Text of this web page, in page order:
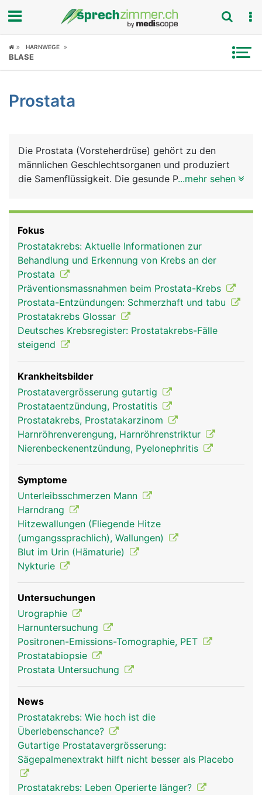
Fokus
Symptome
News
Rubriken
HARNWEGE
BLASE
Prostata
Die Prostata (Vorsteherdrüse) gehört zu den
männlichen Geschlechtsorganen und produziert
die Samenflüssigkeit. Die gesunde Prostata hat die
über den Anus ertastet werden kann. Die von der
Harnblase abgehende Harnröhre verläuft durch die
Mitte der Prostata. Hier tritt beim Samenerguss
(Ejakulation) die in der Prostata gebildete
Samenflüssigkeit in die Harnröhre über. Sie enthält
verschiedene Enzyme, die für eine Befruchtung der
weiblichen Eizelle benötigt werden. Mit
zunehmenden Alter vergrössert sich die Prostata.
...mehr sehen
Fokus
Prostatakrebs: Aktuelle Informationen zur
Behandlung und Erkennung von Krebs an der
Prostata
Präventionsmassnahmen beim Prostata-Krebs
Prostata-Entzündungen: Schmerzhaft und tabu
Prostatakrebs Glossar
Deutsches Krebsregister: Prostatakrebs-Fälle
steigend
Krankheitsbilder
Prostatavergrösserung gutartig
Prostataentzündung, Prostatitis
Prostatakrebs, Prostatakarzinom
Harnröhrenverengung, Harnröhrenstriktur
Nierenbeckenentzündung, Pyelonephritis
Symptome
Unterleibsschmerzen Mann
Harndrang
Hitzewallungen (Fliegende Hitze
(umgangssprachlich), Wallungen)
Blut im Urin (Hämaturie)
Nykturie
Untersuchungen
Urographie
Harnuntersuchung
Positronen-Emissions-Tomographie, PET
Prostatabiopsie
Prostata Untersuchung
News
Prostatakrebs: Wie hoch ist die
Überlebenschance?
Gutartige Prostatavergrösserung:
Sägepalmenextrakt hilft nicht besser als Placebo
Prostatakrebs: Leben Operierte länger?